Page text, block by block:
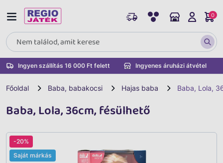
Ingyen szállítás 16 000 Ft felett Ingyenes áruházi átvétel
0
Főoldal Baba, babakocsi Hajas baba Baba, Lola,
Baba, Lola, 36cm, fésülhető
-20%
Saját márkás